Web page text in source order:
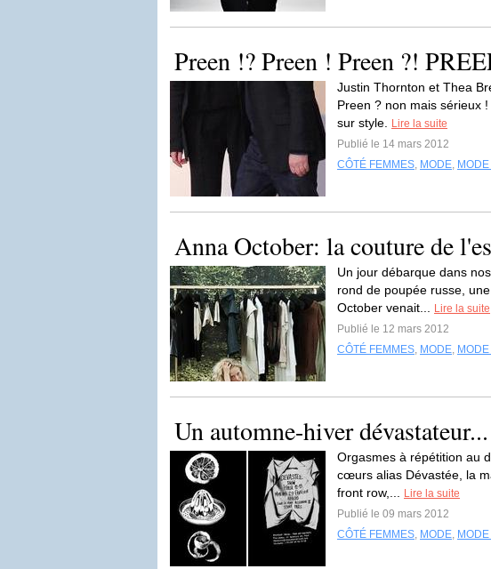
Preen !? Preen ! Preen ?!
Justin Thornton et Thea
Preen ? non mais sérieux
sur style.
Lire la suite
Publié le 14 mars 2012
CÔTÉ FEMMES, MODE,
Anna October: la couture de
Un jour débarque dans
rond de poupée russe,
October venait...
Lire la suite
Publié le 12 mars 2012
CÔTÉ FEMMES, MODE,
Un automne-hiver dévastateur...
Orgasmes à répétition au
cœurs alias Dévastée, la
front row,...
Lire la suite
Publié le 09 mars 2012
CÔTÉ FEMMES, MODE,